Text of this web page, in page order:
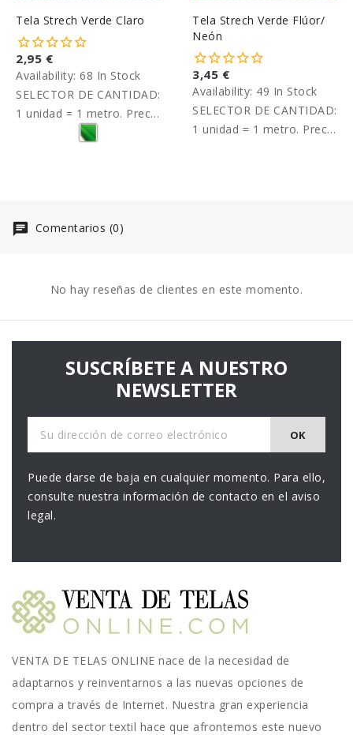
Tela Strech Verde Claro
2,95 €
Availability: 68 In Stock
SELECTOR DE CANTIDAD:
1 unidad = 1 metro. Precio
Tela Strech Verde Flúor/
Neón
3,45 €
Availability: 49 In Stock
SELECTOR DE CANTIDAD:
1 unidad = 1 metro. Precio
Comentarios (0)
No hay reseñas de clientes en este momento.
SUSCRÍBETE A NUESTRO
NEWSLETTER
Puede darse de baja en cualquier momento. Para ello,
consulte nuestra información de contacto en el aviso
legal.
VENTA DE TELAS ONLINE nace de la necesidad de
adaptarnos y reinventarnos a las nuevas opciones de
compra a través de Internet. Nuestra gran experiencia
dentro del sector textil hace que afrontemos este nuevo